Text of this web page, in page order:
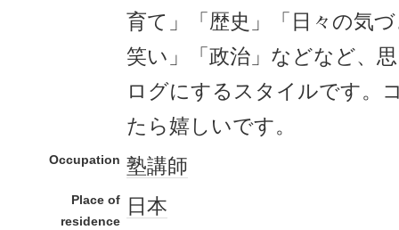
育て」「歴史」「日々の気
笑い」「政治」などなど、
ログにするスタイルです。
たら嬉しいです。
Occupation 塾講師
Place of
residence
日本